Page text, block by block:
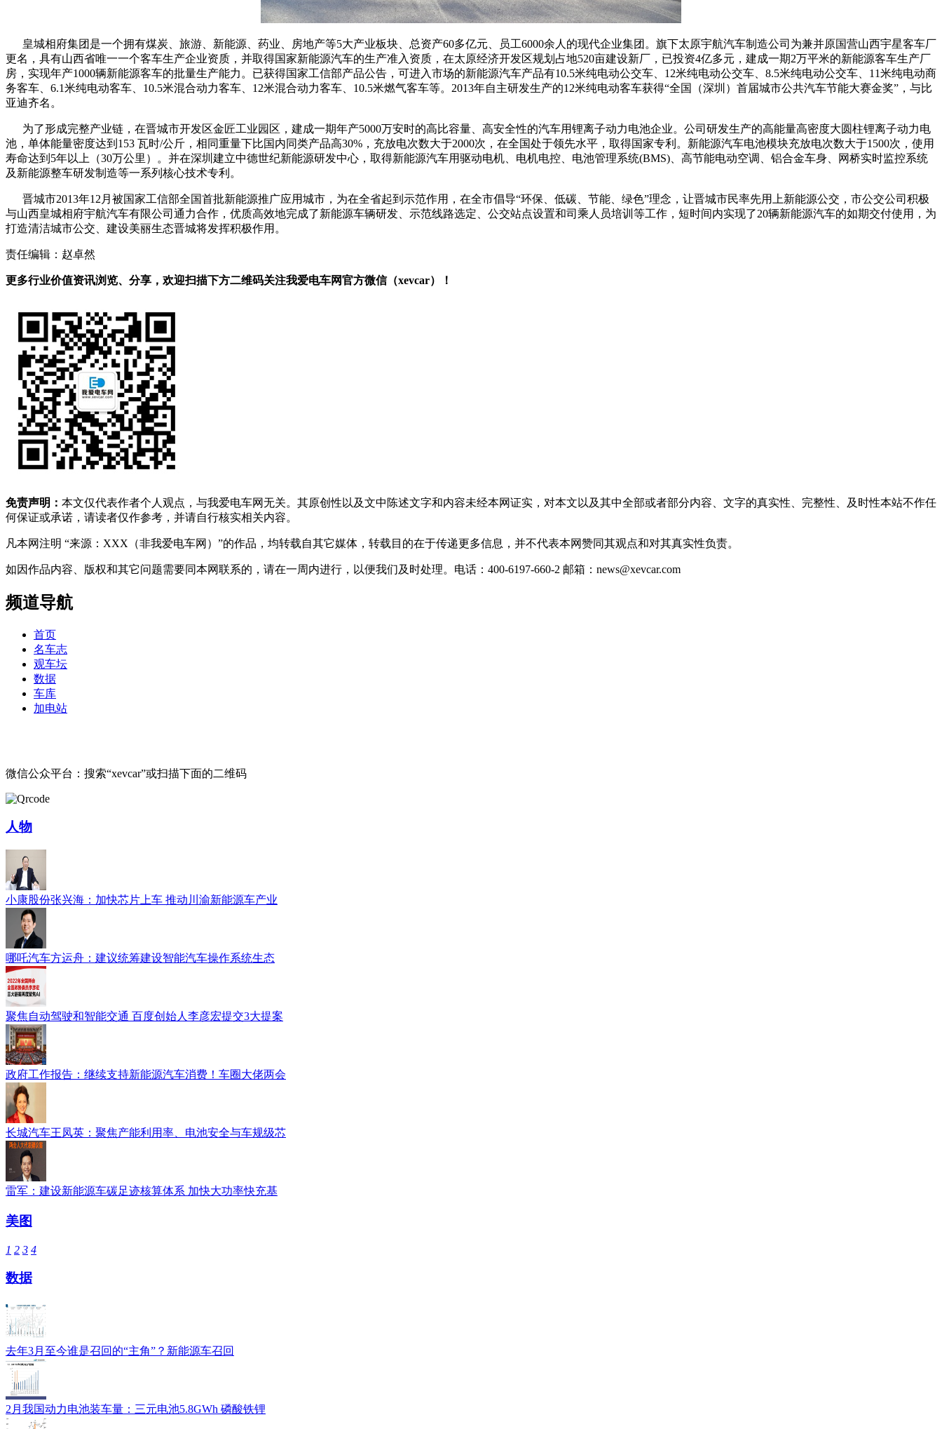
皇城相府集团是一个拥有煤炭、旅游、新能源、药业、房地产等5大产业板块、总资产60多亿元、员工6000余人的现代企业集团。旗下太原宇航汽车制造公司为兼并原国营山西宇星客车厂
更名，具有山西省唯一一个客车生产企业资质，并取得国家新能源汽车的生产准入资质，在太原经济开发区规划占地520亩建设新厂，已投资4亿多元，建成一期2万平米的新能源客车生产厂
房，实现年产1000辆新能源客车的批量生产能力。已获得国家工信部产品公告，可进入市场的新能源汽车产品有10.5米纯电动公交车、12米纯电动公交车、8.5米纯电动公交车、11米纯电动商
务客车、6.1米纯电动客车、10.5米混合动力客车、12米混合动力客车、10.5米燃气客车等。2013年自主研发生产的12米纯电动客车获得“全国（深圳）首届城市公共汽车节能大赛金奖”，与比
亚迪齐名。
为了形成完整产业链，在晋城市开发区金匠工业园区，建成一期年产5000万安时的高比容量、高安全性的汽车用锂离子动力电池企业。公司研发生产的高能量高密度大圆柱锂离子动力电
池，单体能量密度达到153 瓦时/公斤，相同重量下比国内同类产品高30%，充放电次数大于2000次，在全国处于领先水平，取得国家专利。新能源汽车电池模块充放电次数大于1500次，使用
寿命达到5年以上（30万公里）。并在深圳建立中德世纪新能源研发中心，取得新能源汽车用驱动电机、电机电控、电池管理系统(BMS)、高节能电动空调、铝合金车身、网桥实时监控系统
及新能源整车研发制造等一系列核心技术专利。
晋城市2013年12月被国家工信部全国首批新能源推广应用城市，为在全省起到示范作用，在全市倡导“环保、低碳、节能、绿色”理念，让晋城市民率先用上新能源公交，市公交公司积极
与山西皇城相府宇航汽车有限公司通力合作，优质高效地完成了新能源车辆研发、示范线路选定、公交站点设置和司乘人员培训等工作，短时间内实现了20辆新能源汽车的如期交付使用，为
打造清洁城市公交、建设美丽生态晋城将发挥积极作用。
责任编辑：赵卓然
更多行业价值资讯浏览、分享，欢迎扫描下方二维码关注我爱电车网官方微信（xevcar）！
免责声明： 本文仅代表作者个人观点，与我爱电车网无关。其原创性以及文中陈述文字和内容未经本网证实，对本文以及其中全部或者部分内容、文字的真实性、完整性、及时性本站不作任
何保证或承诺，请读者仅作参考，并请自行核实相关内容。
凡本网注明 “来源：XXX（非我爱电车网）”的作品，均转载自其它媒体，转载目的在于传递更多信息，并不代表本网赞同其观点和对其真实性负责。
如因作品内容、版权和其它问题需要同本网联系的，请在一周内进行，以便我们及时处理。电话：400-6197-660-2 邮箱：news@xevcar.com
频道导航
首页
名车志
观车坛
数据
车库
加电站
微信公众平台：搜索“xevcar”或扫描下面的二维码
人物
小康股份张兴海：加快芯片上车 推动川渝新能源车产业
哪吒汽车方运舟：建议统筹建设智能汽车操作系统生态
聚焦自动驾驶和智能交通 百度创始人李彦宏提交3大提案
政府工作报告：继续支持新能源汽车消费！车圈大佬两会
长城汽车王凤英：聚焦产能利用率、电池安全与车规级芯
雷军：建设新能源车碳足迹核算体系 加快大功率快充基
美图
1 2 3 4
数据
去年3月至今谁是召回的“主角”？新能源车召回
2月我国动力电池装车量：三元电池5.8GWh 磷酸铁锂